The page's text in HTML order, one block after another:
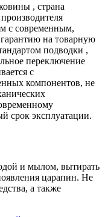
, страна
с современным,
на товарную
подводки ,
переключение
с
компонентов, не
срок эксплуатации.
и мылом, вытирать
царапин. Не
а также